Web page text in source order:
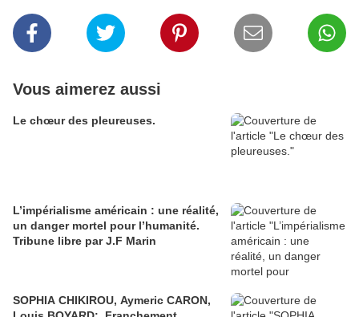
Vous aimerez aussi
Le chœur des pleureuses.
L’impérialisme américain : une réalité,
un danger mortel pour l’humanité.
Tribune libre par J.F Marin
SOPHIA CHIKIROU, Aymeric CARON,